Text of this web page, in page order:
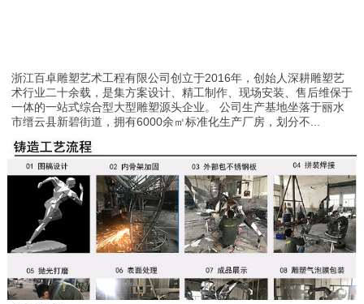
浙江百卓雕塑艺术工程有限公司创立于2016年，创始人深耕雕塑艺
术行业二十余载，是集方案设计、精工制作、现场安装、售后维保于
一体的一站式综合型大型雕塑源头企业。 公司生产基地坐落于丽水
市缙云县新碧街道，拥有6000余㎡标准化生产厂房，划分不...